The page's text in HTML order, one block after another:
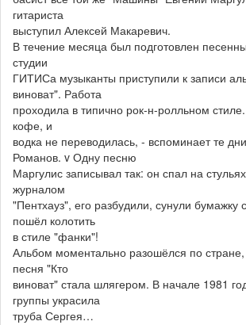
гитариста
выступил Алексей Макаревич.
В течение месяца был подготовлен
студии
ГИТИСа музыканты приступили к записи
виноват". Работа
проходила в типично рок-н-ролльном
кофе, и
водка не переводилась, - вспоминает те
Романов. v Одну песню
Маргулис записывал так: он спал на
журналом
"Пентхауз", его разбудили, сунули бумажку
пошёл колотить
в стиле "фанки"!
Альбом моментально разошёлся по стране,
песня "Кто
виноват" стала шлягером. В начале 1981
группы украсила
труба Сергея…